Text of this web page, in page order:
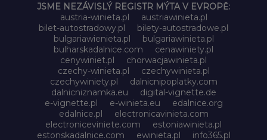
JSME NEZÁVISLÝ REGISTR MÝTA V EVROPĚ:
austria-winieta.pl
austriawinieta.pl
bilet-autostradowy.pl
bilety-autostradowe.pl
bulgariawienieta.pl
bulgariawinieta.pl
bulharskadalnice.com
cenawiniety.pl
cenywiniet.pl
chorwacjawinieta.pl
czechy-winieta.pl
czechywinieta.pl
czechywiniety.pl
dalnicnipoplatky.com
dalnicniznamka.eu
digital-vignette.de
e-vignette.pl
e-winieta.eu
edalnice.org
edalnice.pl
electronicavinieta.com
electroniceviniete.com
estoniawinieta.pl
estonskadalnice.com
ewinieta.pl
info365.pl